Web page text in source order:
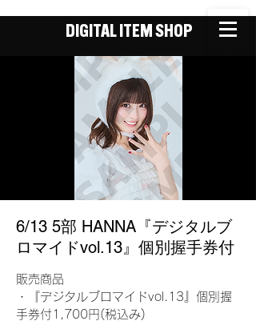
DIGITAL ITEM SHOP
6/13 5部 HANNA『デジタルブ
ロマイドvol.13』個別握手券付
販売商品
・『デジタルブロマイドvol.13』個別握
手券付1,700円(税込み)